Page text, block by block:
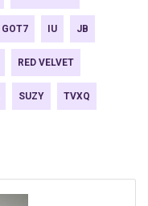
GOT7 IU JB
RED VELVET
SUZY TVXQ